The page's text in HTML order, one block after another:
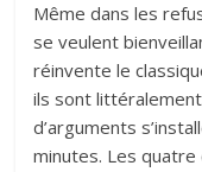
Même dans les
se veulent
réinvente le
ils sont
d’arguments
minutes. Les